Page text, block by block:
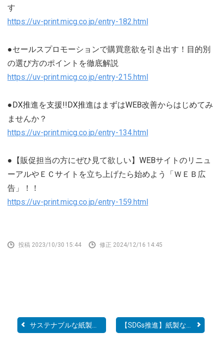
す
https://uv-print.micg.co.jp/entry-182.html
●セールスプロモーションで購買意欲を引き出す！目的別
の選び方のポイントを徹底解説
https://uv-print.micg.co.jp/entry-215.html
●DX推進を支援!!DX推進はまずはWEB改善からはじめてみ
ませんか？
https://uv-print.micg.co.jp/entry-134.html
●【販促担当の方にぜひ見て欲しい】WEBサイトのリニュ
ーアルやＥＣサイトを立ち上げたら始めよう「ＷＥＢ広
告」！！
https://uv-print.micg.co.jp/entry-159.html
投稿 2023/10/30 15:44 修正 2024/12/16 14:45
サステナブルな紙製クリア... 【SDGs推進】紙製なのに中...